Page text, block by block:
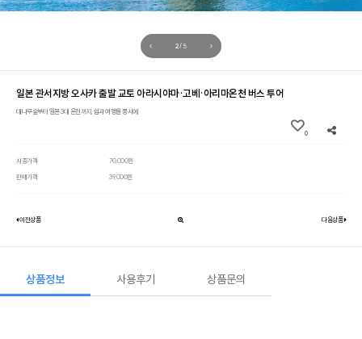
3/ 5
일본 관서지방 오사카 출발 교토 아라시야마·고베·아리마온천 버스 투어
대나무숲부터 일본 3대 온천까지, 쉼과 여행을 동시에
0
시중가격
70,000원
판매가격
39,000원
이전상품 다음상품
상품정보 사용후기 상품문의